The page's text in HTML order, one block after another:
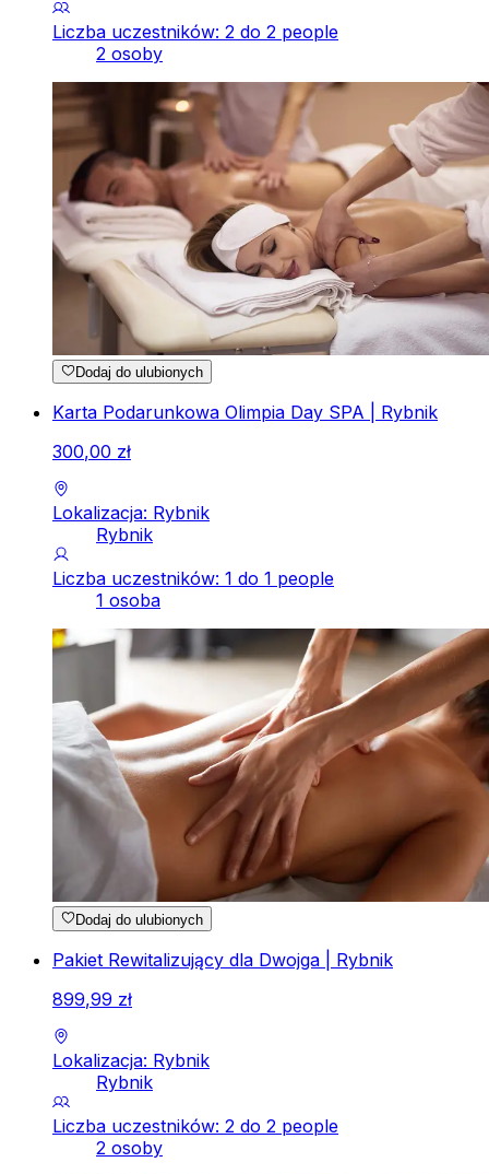
Liczba uczestników: 2 do 2 people
2 osoby
Dodaj do ulubionych
Karta Podarunkowa Olimpia Day SPA | Rybnik
300,00 zł
Lokalizacja: Rybnik
Rybnik
Liczba uczestników: 1 do 1 people
1 osoba
Dodaj do ulubionych
Pakiet Rewitalizujący dla Dwojga | Rybnik
899,99 zł
Lokalizacja: Rybnik
Rybnik
Liczba uczestników: 2 do 2 people
2 osoby